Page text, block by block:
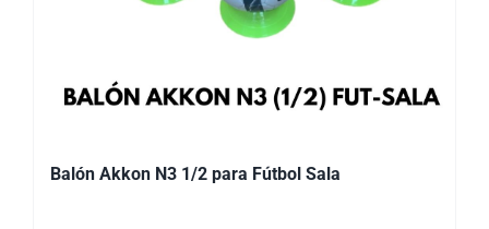
Balón Akkon N3 1/2 para Fútbol Sala